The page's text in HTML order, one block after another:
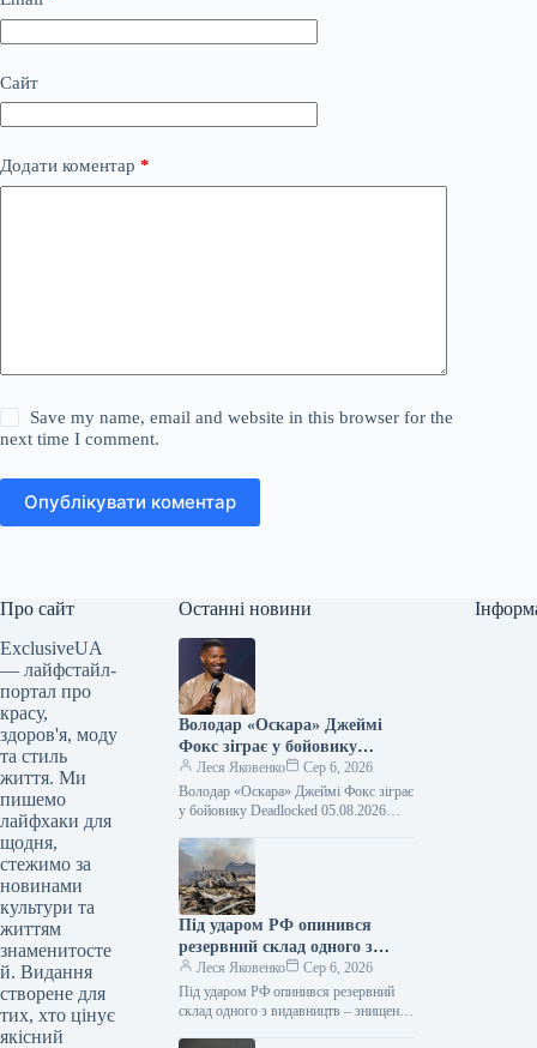
Сайт
Додати коментар *
Save my name, email and website in this browser for the
next time I comment.
Опублікувати коментар
Про сайт
ExclusiveUA
— лайфстайл-
портал про
красу,
здоров'я, моду
та стиль
життя. Ми
пишемо
лайфхаки для
щодня,
стежимо за
новинами
культури та
життям
знаменитосте
й. Видання
створене для
тих, хто цінує
якісний
Останні новини
Володар «Оскара» Джеймі
Фокс зіграє у бойовику
Deadlocked
Леся Яковенко
Сер 6, 2026
Володар «Оскара» Джеймі Фокс зіграє
у бойовику Deadlocked 05.08.2026
лауреат премії «Оскар» Джеймі Фокс
зіграє головну…
Під ударом РФ опинився
резервний склад одного з
видавництв – знищені 100
тисяч книг
Леся Яковенко
Сер 6, 2026
Під ударом РФ опинився резервний
склад одного з видавництв – знищені